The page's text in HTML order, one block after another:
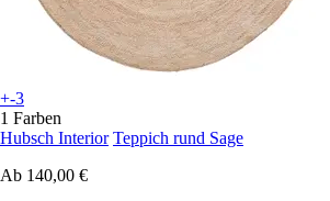
+-3
1 Farben
Hubsch Interior Teppich rund Sage
Ab 140,00 €